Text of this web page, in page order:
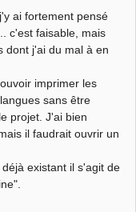
ai fortement pensé
c'est faisable, mais
dont j'ai du mal à en
imprimer les
sans être
projet. J'ai bien
il faudrait ouvrir un
existant il s'agit de